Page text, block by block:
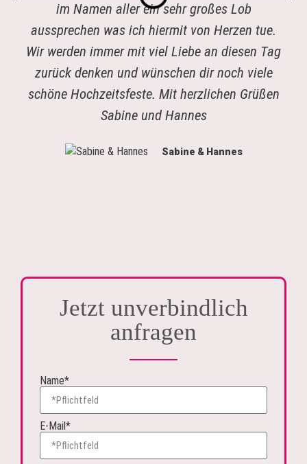
im Namen aller ein sehr großes Lob
aussprechen was ich hiermit von Herzen tue.
Wir werden immer mit viel Liebe an diesen Tag
zurück denken und wünschen dir noch viele
schöne Hochzeitsfeste. Mit herzlichen Grüßen
Sabine und Hannes
Sabine & Hannes
Jetzt unverbindlich
anfragen
Name*
E-Mail*